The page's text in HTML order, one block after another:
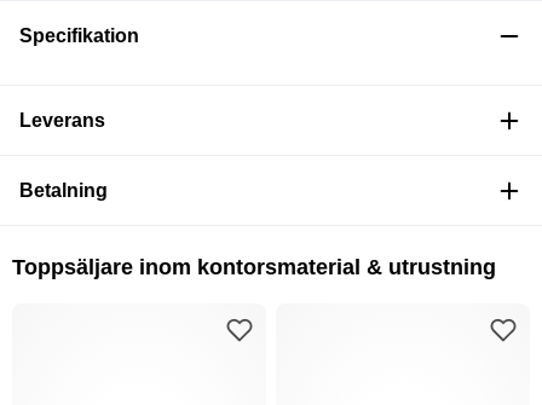
Specifikation
Leverans
Betalning
Toppsäljare inom kontorsmaterial & utrustning